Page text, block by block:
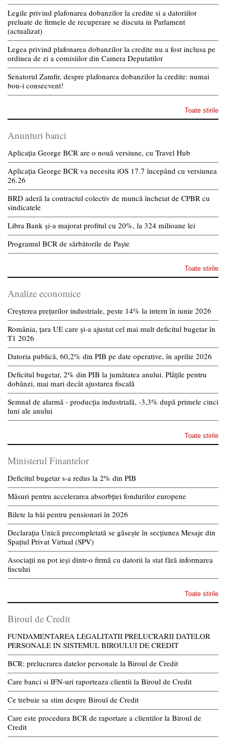
Legile privind plafonarea dobanzilor la credite si a datoriilor
preluate de firmele de recuperare se discuta in Parlament
(actualizat)
Legea privind plafonarea dobanzilor la credite nu a fost inclusa pe
ordinea de zi a comisiilor din Camera Deputatilor
Senatorul Zamfir, despre plafonarea dobanzilor la credite: numai
bou-i consecvent!
Toate stirile
Anunturi banci
Aplicația George BCR are o nouă versiune, cu Travel Hub
Aplicația George BCR va necesita iOS 17.7 începând cu versiunea
26.26
BRD aderă la contractul colectiv de muncă încheiat de CPBR cu
sindicatele
Libra Bank și-a majorat profitul cu 20%, la 324 milioane lei
Programul BCR de sărbătorile de Paște
Toate stirile
Analize economice
Creșterea prețurilor industriale, peste 14% la intern în iunie 2026
România, țara UE care și-a ajustat cel mai mult deficitul bugetar în
T1 2026
Datoria publică, 60,2% din PIB pe date operative, în aprilie 2026
Deficitul bugetar, 2% din PIB la jumătatea anului. Plățile pentru
dobânzi, mai mari decât ajustarea fiscală
Semnal de alarmă - producția industrială, -3,3% după primele cinci
luni ale anului
Toate stirile
Ministerul Finantelor
Deficitul bugetar s-a redus la 2% din PIB
Măsuri pentru accelerarea absorbției fondurilor europene
Bilete la băi pentru pensionari în 2026
Declarația Unică precompletată se găsește în secțiunea Mesaje din
Spațiul Privat Virtual (SPV)
Asociații nu pot ieși dintr-o firmă cu datorii la stat fără informarea
fiscului
Toate stirile
Biroul de Credit
FUNDAMENTAREA LEGALITATII PRELUCRARII DATELOR
PERSONALE IN SISTEMUL BIROULUI DE CREDIT
BCR: prelucrarea datelor personale la Biroul de Credit
Care banci si IFN-uri raporteaza clientii la Biroul de Credit
Ce trebuie sa stim despre Biroul de Credit
Care este procedura BCR de raportare a clientilor la Biroul de
Credit